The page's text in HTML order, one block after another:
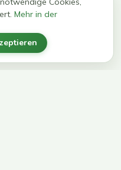
Mehr in der